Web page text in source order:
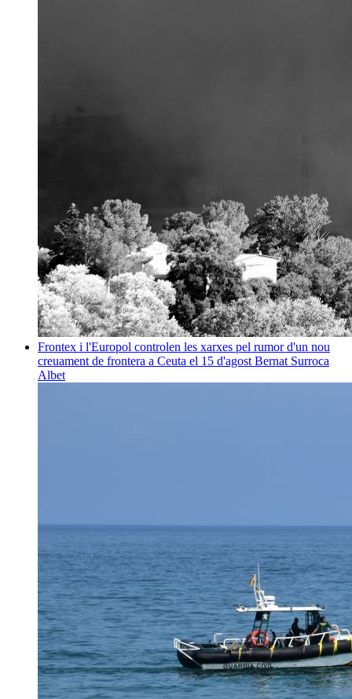
Frontex i l'Europol controlen les xarxes pel rumor d'un nou
creuament de frontera a Ceuta el 15 d'agost Bernat Surroca
Albet